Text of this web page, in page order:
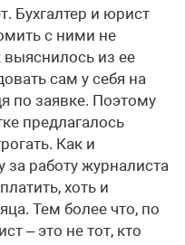
Бухгалтер и юрист
с ними не
выяснилось из ее
сам у себя на
по заявке. Поэтому
предлагалось
Как и
работу журналиста
хоть и
Тем более что, по
– это не тот, кто